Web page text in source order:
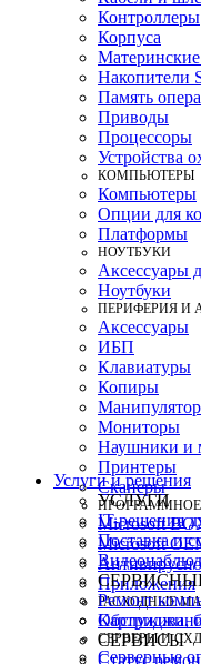
Контроллеры
Корпуса
Накопители
Память
Приводы
Процессоры
Устройства
КОМПЬЮТЕРЫ
Компьютеры
Опции для
Платформы
НОУТБУКИ
Аксессуары
Ноутбуки
ПЕРИФЕРИЯ И
Аксессуары
ИБП
Клавиатуры
Копиры
Мониторы
Наушники и
Принтеры
Сканеры
Microsoft
Microsoft
Приложения
РАСХОДНЫЕ
Картриджи,
СЕРВЕРЫ И СХД
Серверные
Услуги и решения
УСЛУГИ
IT-решения
Поставка и
Ремонт
СЕРВИСЫ
Статус